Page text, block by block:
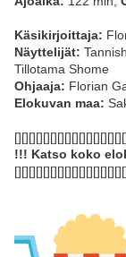
Käsikirjoittaja:
Näyttelijät:
Tillotama Shome
Ohjaaja: Florian
Elokuvan maa:
!!! Katso koko